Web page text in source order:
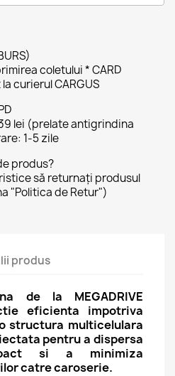
coletului * CARD
curierul CARGUS
lei (prelate antigrindina
1-5 zile
produs?
să returnați produsul
"Politica de Retur")
produs
de la MEGADRIVE
eficienta impotriva
structura multicelulara
pentru a dispersa
si a minimiza
catre caroserie.